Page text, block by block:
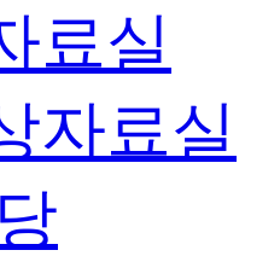
료실
자료실